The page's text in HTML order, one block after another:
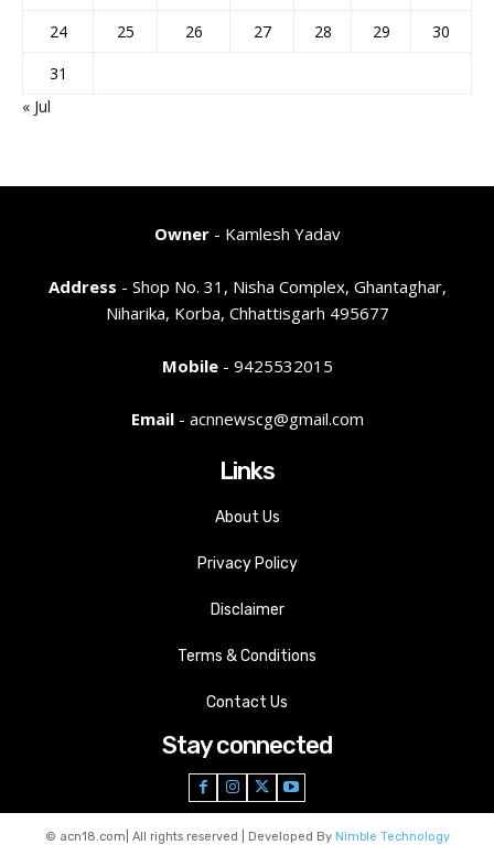
24
25 26 27 28 29
30
31
« Jul
Owner- Kamlesh Yadav
Address - Shop No. 31, Nisha Complex, Ghantaghar,
Niharika, Korba, Chhattisgarh 495677
Mobile- 9425532015
Email- acnnewscg@gmail.com
Links
About Us
Privacy Policy
Disclaimer
Terms & Conditions
Contact Us
Stay connected
© acn18.com| All rights reserved | Developed By Nimble Technology